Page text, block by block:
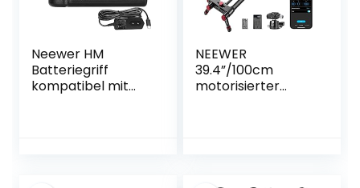
Neewer HM
Batteriegriff
kompatibel mit
NEEWER
39.4”/100cm
motorisierter